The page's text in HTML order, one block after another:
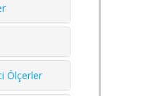
Ölçerler